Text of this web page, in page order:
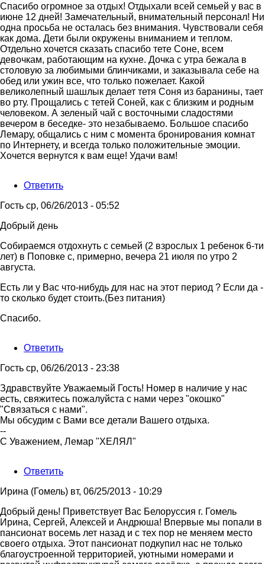
Спасибо огромное за отдых! Отдыхали всей семьей у вас в
июне 12 дней! Замечательный, внимательный персонал! Ни
одна просьба не осталась без внимания. Чувствовали себя
как дома. Дети были окружены вниманием и теплом.
Отдельно хочется сказать спасибо тете Соне, всем
девочкам, работающим на кухне. Дочка с утра бежала в
столовую за любимыми блинчиками, и заказывала себе на
обед или ужин все, что только пожелает. Какой
великолепный шашлык делает тетя Соня из баранины, тает
во рту. Прощались с тетей Соней, как с близким и родным
человеком. А зеленый чай с восточными сладостями
вечером в беседке- это незабываемо. Большое спасибо
Лемару, общались с ним с момента бронирования комнат
по Интернету, и всегда только положительные эмоции.
Хочется вернутся к вам еще! Удачи вам!
Ответить
Гость ср, 06/26/2013 - 05:52
Добрый день
Собираемся отдохнуть с семьей (2 взрослых 1 ребенок 6-ти
лет) в Поповке с, примерно, вечера 21 июля по утро 2
августа.
Есть ли у Вас что-нибудь для нас на этот период ? Если да -
то сколько будет стоить.(Без питания)
Спасибо.
Ответить
Гость ср, 06/26/2013 - 23:38
Ответ
на
Добрый
день
Собираемся
от
Здравствуйте Уважаемый Гость! Номер в наличие у нас
есть, свяжитесь пожалуйста с нами через "окошко"
"Связаться с нами".
Мы обсудим с Вами все детали Вашего отдыха.
--
С Уважением, Лемар "ХЕЛЯЛ"
Ответить
Ирина (Гомель) вт, 06/25/2013 - 10:29
Добрый день! Приветствует Вас Белоруссия г. Гомель
Ирина, Сергей, Алексей и Андрюша! Впервые мы попали в
пансионат восемь лет назад и с тех пор не меняем место
своего отдыха. Этот пансионат подкупил нас не только
благоустроенной территорией, уютными номерами и